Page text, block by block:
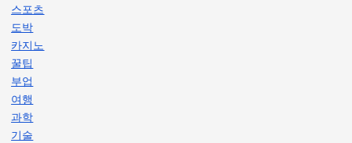
스포츠
도박
카지노
꿀팁
부업
여행
과학
기술